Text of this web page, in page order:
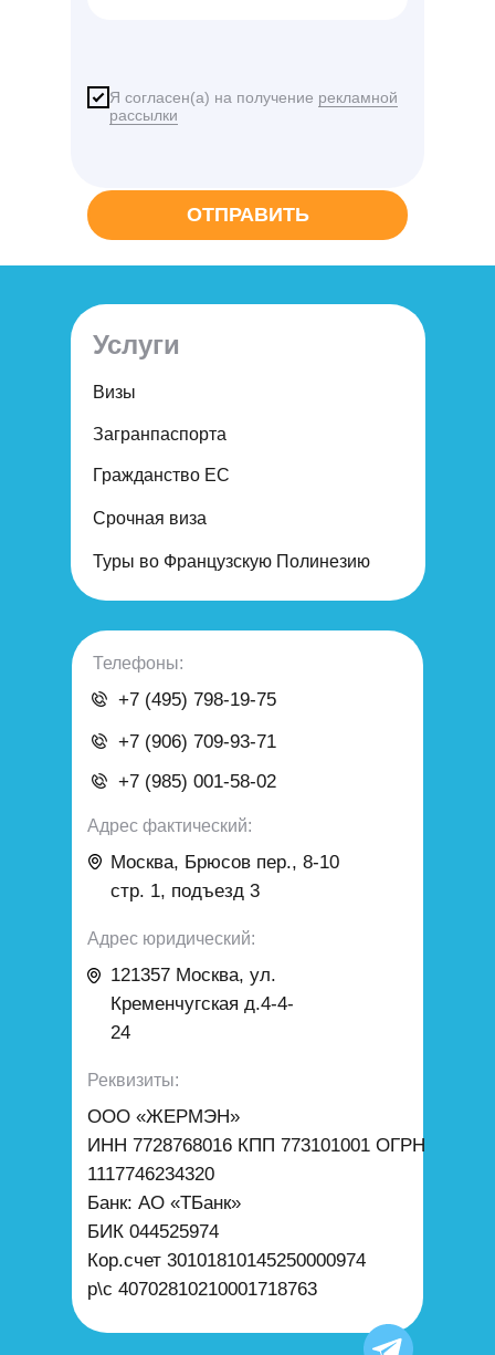
Я согласен(а) на получение рекламной
рассылки
ОТПРАВИТЬ
Услуги
+7 (906) 709-93-71
+7 (495) 798-19-75
ООО «ЖЕРМЭН»
ИНН 7728768016 КПП 773101001 ОГРН
1117746234320
Банк: АО «ТБанк»
БИК 044525974
Кор.счет 30101810145250000974
р\с 40702810210001718763
Москва, Брюсов пер., 8-10
стр. 1, подъезд 3
+7 (985) 001-58-02
121357 Москва, ул.
Кременчугская д.4-4-
24
Адрес юридический:
Адрес фактический:
Реквизиты:
Телефоны:
Срочная виза
Гражданство ЕС
Загранпаспорта
Туры во Французскую Полинезию
Визы